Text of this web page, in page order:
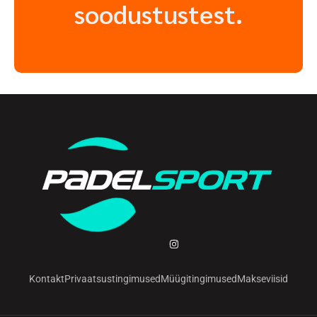
soodustustest.
KontaktPrivaatsustingimusedMüügitingimusedMakseviisid